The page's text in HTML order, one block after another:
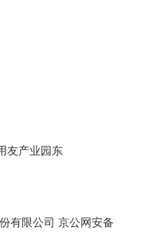
友产业园东
有限公司 京公网安备